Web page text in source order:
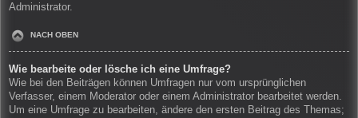
Administrator.
NACH OBEN
Wie bearbeite oder lösche ich eine Umfrage?
Wie bei den Beiträgen können Umfragen nur vom ursprünglichen
Verfasser, einem Moderator oder einem Administrator bearbeitet werden.
Um eine Umfrage zu bearbeiten, ändere den ersten Beitrag des Themas;